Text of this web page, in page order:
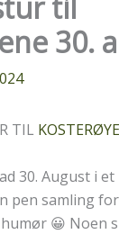
30.
TIL
30. August i
pen samling
😀 Noen